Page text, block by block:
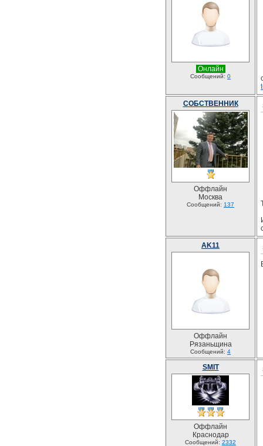
Онлайн
Сообщений: 0
СОБСТВЕННИК
Оффлайн
Москва
Сообщений: 137
AK11
Оффлайн
Рязаньщина
Сообщений: 4
SMIT
Оффлайн
Краснодар
Сообщений: 2332